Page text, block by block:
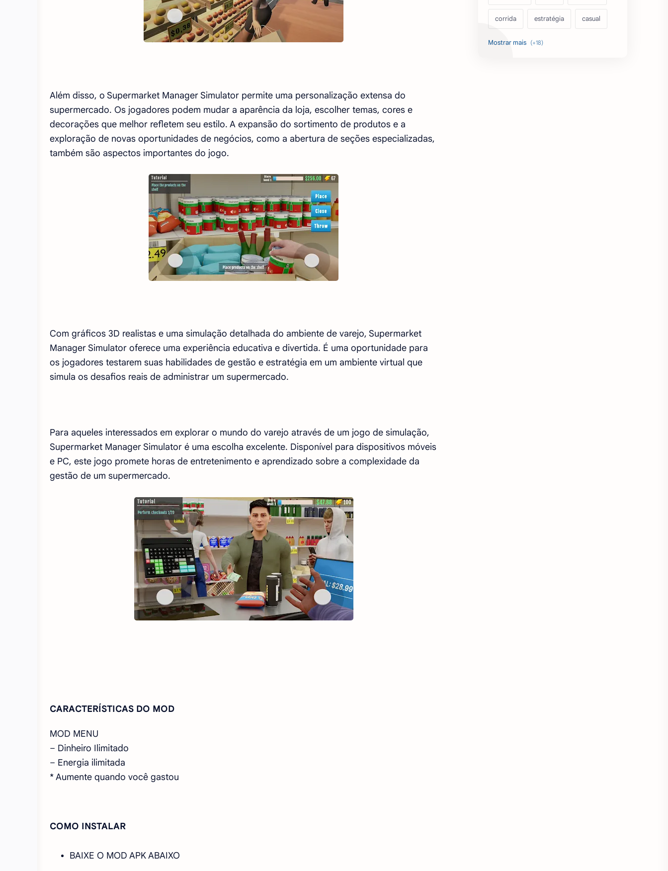
Além disso, o Supermarket Manager Simulator permite uma personalização extensa do
supermercado. Os jogadores podem mudar a aparência da loja, escolher temas, cores e
decorações que melhor refletem seu estilo. A expansão do sortimento de produtos e a
exploração de novas oportunidades de negócios, como a abertura de seções especializadas,
também são aspectos importantes do jogo.
Com gráficos 3D realistas e uma simulação detalhada do ambiente de varejo, Supermarket
Manager Simulator oferece uma experiência educativa e divertida. É uma oportunidade para
os jogadores testarem suas habilidades de gestão e estratégia em um ambiente virtual que
simula os desafios reais de administrar um supermercado.
Para aqueles interessados em explorar o mundo do varejo através de um jogo de simulação,
Supermarket Manager Simulator é uma escolha excelente. Disponível para dispositivos móveis
e PC, este jogo promete horas de entretenimento e aprendizado sobre a complexidade da
gestão de um supermercado.
CARACTERÍSTICAS DO MOD
MOD MENU
– Dinheiro Ilimitado
– Energia ilimitada
* Aumente quando você gastou
COMO INSTALAR
BAIXE O MOD APK ABAIXO
corrida estratégia casual
acarde esportes